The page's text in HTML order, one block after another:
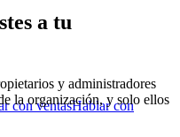
con ventasHablar con
a tu
y administradores
la organización, y solo ellos